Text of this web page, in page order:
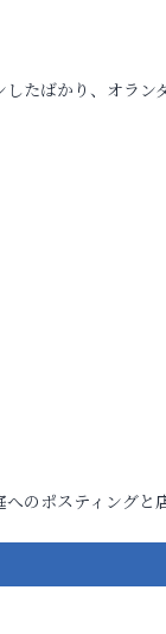
たばかり、オラン
のポスティングと